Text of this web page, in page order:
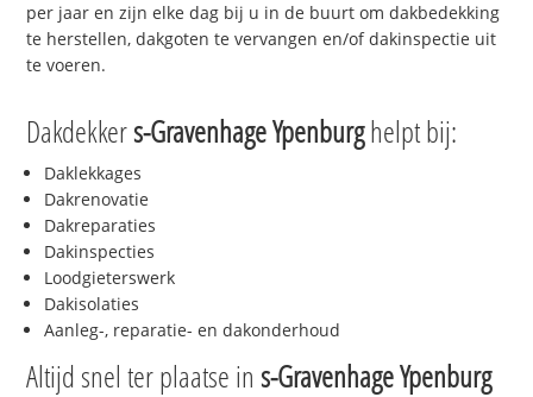
per jaar en zijn elke dag bij u in de buurt om dakbedekking
te herstellen, dakgoten te vervangen en/of dakinspectie uit
te voeren.
Dakdekkers-Gravenhage Ypenburghelpt bij:
Daklekkages
Dakrenovatie
Dakreparaties
Dakinspecties
Loodgieterswerk
Dakisolaties
Aanleg-, reparatie- en dakonderhoud
Altijd snel ter plaatse in s-Gravenhage Ypenburg